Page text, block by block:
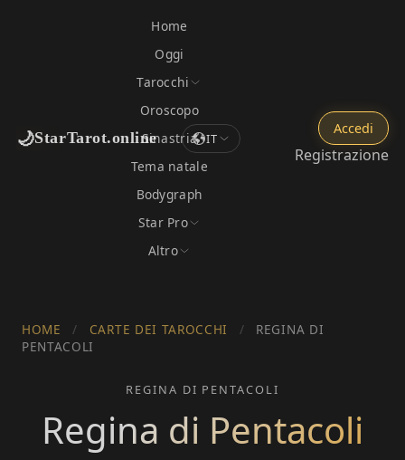
🌙StarTarot.online
Home
Oggi
Tarocchi
Oroscopo
Sinastria
Tema natale
Bodygraph
Star Pro
Altro
IT
Accedi
Registrazione
HOME / CARTE DEI TAROCCHI /
REGINA DI
PENTACOLI
REGINA DI PENTACOLI
Regina di Pentacoli